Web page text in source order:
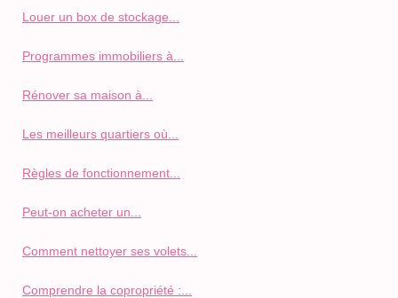
Louer un box de stockage...
Programmes immobiliers à...
Rénover sa maison à...
Les meilleurs quartiers où...
Règles de fonctionnement...
Peut-on acheter un...
Comment nettoyer ses volets...
Comprendre la copropriété :...